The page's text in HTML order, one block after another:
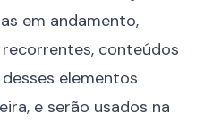
em andamento,
conteúdos
elementos
e serão usados na